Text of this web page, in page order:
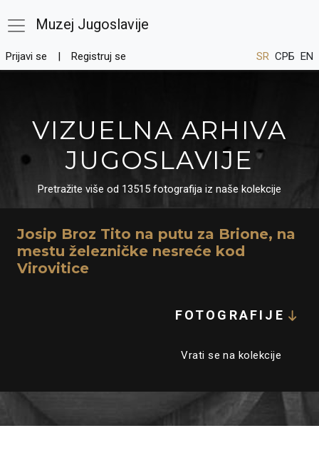
Muzej Jugoslavije
Prijavi se Registruj se SR СРБ EN
VIZUELNA ARHIVA
JUGOSLAVIJE
Pretražite više od 13515 fotografija iz naše kolekcije
Josip Broz Tito na putu za Brione, na
mestu železničke nesreće kod
Virovitice
FOTOGRAFIJE
Vrati se na kolekcije